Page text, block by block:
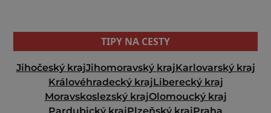
TIPY NA CESTY
Jihočeský krajJihomoravský krajKarlovarský kraj
Královéhradecký krajLiberecký kraj
Moravskoslezský krajOlomoucký kraj
Pardubický krajPlzeňský krajPraha